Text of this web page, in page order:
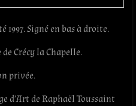
1997. Signé en bas à droite.
Crécy la Chapelle.
privée.
d’Art de Raphaël Toussaint